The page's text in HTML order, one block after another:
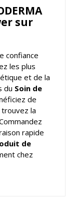
sur
confiance
les plus
et de la
du Soin de
de
la
rapide
de
chez